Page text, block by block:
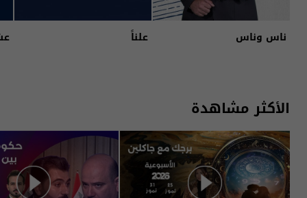
ناس وناس علناً
الأكثر مشاهدة